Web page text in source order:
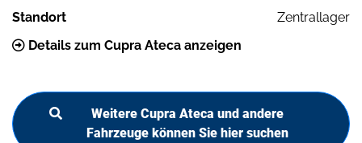
Standort
Zentrallager
Details zum Cupra Ateca anzeigen
Weitere Cupra Ateca und andere
Fahrzeuge können Sie hier suchen